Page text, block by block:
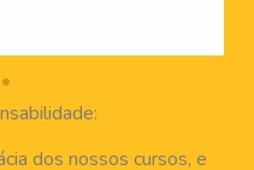
dos nossos cursos, e